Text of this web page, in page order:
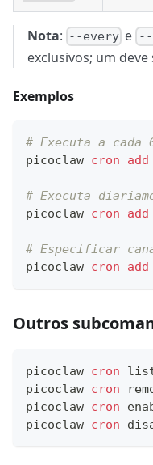
Nota: --every e --
exclusivos; um
Exemplos
# Executa a cada
picoclaw cron add
# Executa
picoclaw cron add
# Especificar
picoclaw cron add
Outros
picoclaw cron
picoclaw cron
picoclaw cron
picoclaw cron